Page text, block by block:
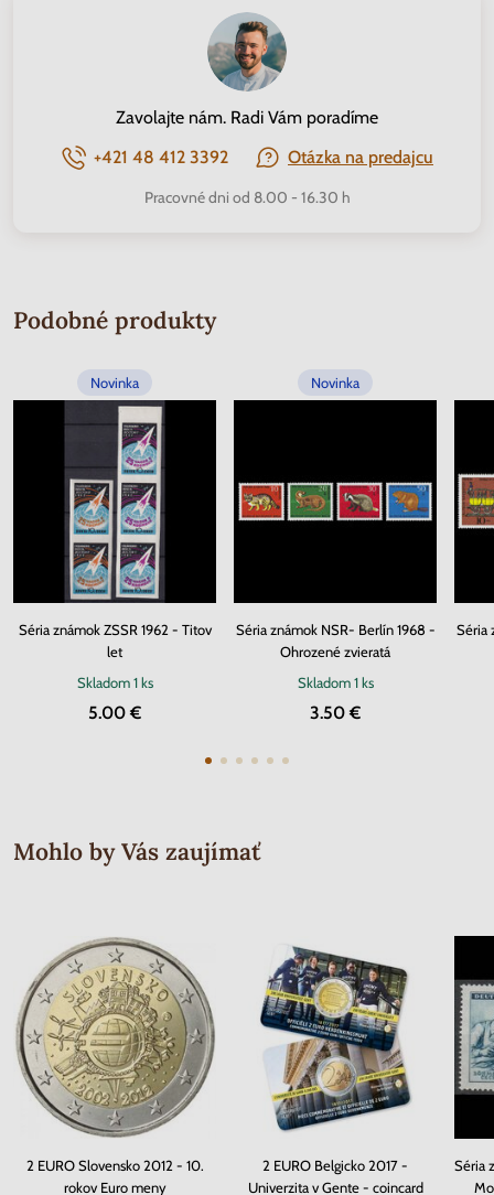
Zavolajte nám. Radi Vám poradíme
+421 48 412 3392
Otázka na predajcu
Pracovné dni od 8.00 - 16.30 h
Podobné produkty
Novinka
Séria známok ZSSR 1962 - Titov
let
Skladom1 ks
5.00 €
Novinka
Séria známok NSR- Berlín 1968 -
Ohrozené zvieratá
Skladom1 ks
3.50 €
Séria
Mohlo by Vás zaujímať
2 EURO Slovensko 2012 - 10.
rokov Euro meny
2 EURO Belgicko 2017 -
Univerzita v Gente - coincard
Séria